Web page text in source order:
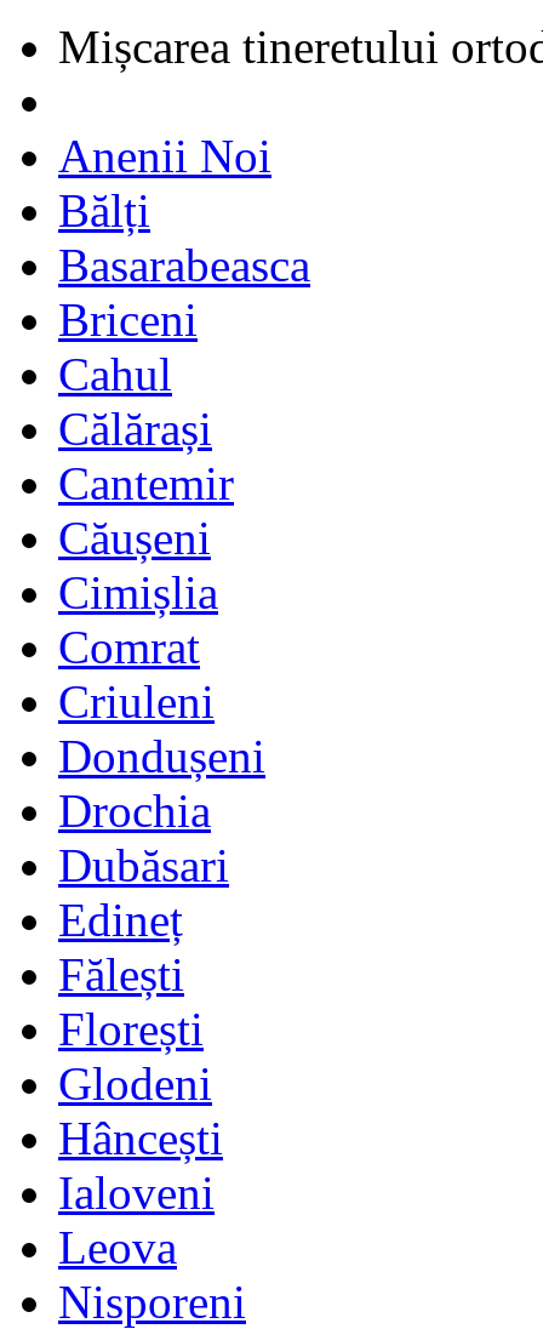
Mișcarea tineretului
Anenii Noi
Bălți
Basarabeasca
Briceni
Cahul
Călărași
Cantemir
Căușeni
Cimișlia
Comrat
Criuleni
Dondușeni
Drochia
Dubăsari
Edineț
Fălești
Florești
Glodeni
Hâncești
Ialoveni
Leova
Nisporeni